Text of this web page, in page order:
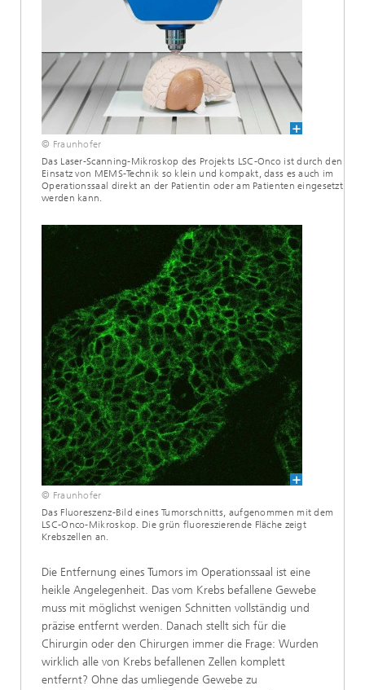
© Fraunhofer
Das Laser-Scanning-Mikroskop des Projekts LSC-Onco ist durch den
Einsatz von MEMS-Technik so klein und kompakt, dass es auch im
Operationssaal direkt an der Patientin oder am Patienten eingesetzt
werden kann.
© Fraunhofer
Das Fluoreszenz-Bild eines Tumorschnitts, aufgenommen mit dem
LSC-Onco-Mikroskop. Die grün fluoreszierende Fläche zeigt
Krebszellen an.
Die Entfernung eines Tumors im Operationssaal ist eine
heikle Angelegenheit. Das vom Krebs befallene Gewebe
muss mit möglichst wenigen Schnitten vollständig und
präzise entfernt werden. Danach stellt sich für die
Chirurgin oder den Chirurgen immer die Frage: Wurden
wirklich alle von Krebs befallenen Zellen komplett
entfernt? Ohne das umliegende Gewebe zu